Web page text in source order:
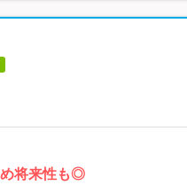
め将来性も◎